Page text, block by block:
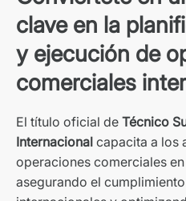
clave en la
y ejecución de
comerciales
El título oficial de Técnico
Internacional capacita a los
operaciones comerciales
asegurando el